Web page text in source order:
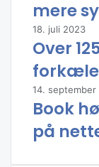
mere
18. juli 2023
Over
14. september
Book
på